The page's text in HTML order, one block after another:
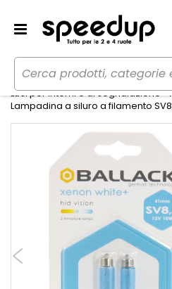
Home Auto
Illuminazione
Luci per interni e di segnalazione
Lampadina a siluro a filamento